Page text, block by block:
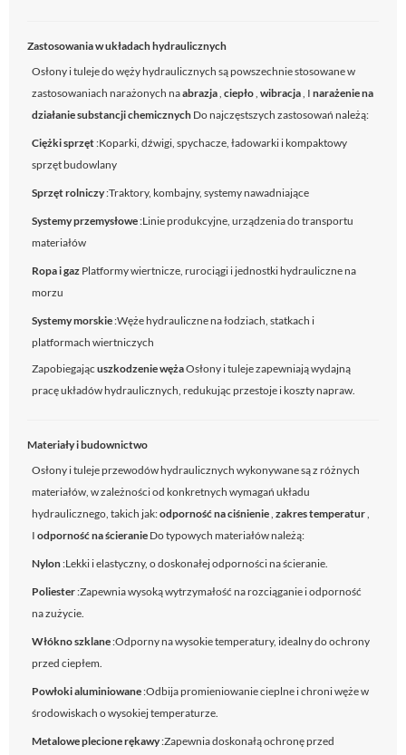
Zastosowania w układach hydraulicznych
Osłony i tuleje do węży hydraulicznych są powszechnie stosowane w
zastosowaniach narażonych naabrazja, ciepło, wibracja, I narażenie na
działanie substancji chemicznych Do najczęstszych zastosowań należą:
Ciężki sprzęt:Koparki, dźwigi, spychacze, ładowarki i kompaktowy
sprzęt budowlany
Sprzęt rolniczy:Traktory, kombajny, systemy nawadniające
Systemy przemysłowe:Linie produkcyjne, urządzenia do transportu
materiałów
Ropa i gaz Platformy wiertnicze, rurociągi i jednostki hydrauliczne na
morzu
Systemy morskie:Węże hydrauliczne na łodziach, statkach i
platformach wiertniczych
Zapobiegając uszkodzenie wężaOsłony i tuleje zapewniają wydajną
pracę układów hydraulicznych, redukując przestoje i koszty napraw.
Materiały i budownictwo
Osłony i tuleje przewodów hydraulicznych wykonywane są z różnych
materiałów, w zależności od konkretnych wymagań układu
hydraulicznego, takich jak:odporność na ciśnienie, zakres temperatur,
I odporność na ścieranie Do typowych materiałów należą:
Nylon:Lekki i elastyczny, o doskonałej odporności na ścieranie.
Poliester:Zapewnia wysoką wytrzymałość na rozciąganie i odporność
na zużycie.
Włókno szklane:Odporny na wysokie temperatury, idealny do ochrony
przed ciepłem.
Powłoki aluminiowane:Odbija promieniowanie cieplne i chroni węże w
środowiskach o wysokiej temperaturze.
Metalowe plecione rękawy:Zapewnia doskonałą ochronę przed